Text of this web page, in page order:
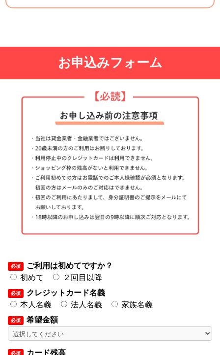
お申込みフォーム
必須
ご利用は初めてですか？
初めて
２回目以降
必須
クレジットカード名義
本人名義
法人名義 家族名義
必須 希望金額
必須 カード残高